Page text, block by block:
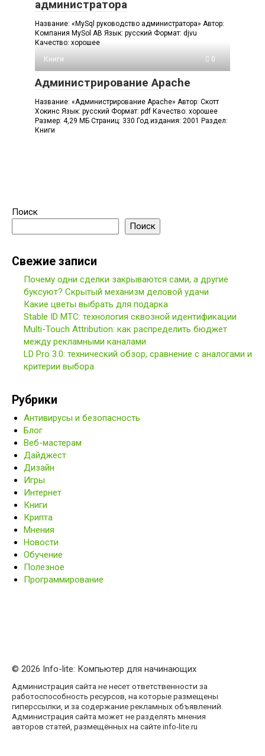
администратора
Название: «MySql руководство администратора» Автор:
Компания MySol AB Язык: русский Формат: djvu
Качество: хорошее
Книги
0
Администрирование Apache
Название: «Администрирование Apache» Автор: Скотт
Хокинс Язык: русский Формат: pdf Качество: хорошее
Размер: 4,29 МБ Страниц: 330 Год издания: 2001 Раздел:
Книги
Поиск
Поиск
Свежие записи
Почему одни сделки закрываются сами, а другие
буксуют? Скрытый механизм деловой удачи
Какие цветы выбрать для подарка
Stable ID МТС: технология сквозной идентификации
Multi-Touch Attribution: как распределить бюджет
между рекламными каналами
LD Pro 3.0: технический обзор, сравнение с аналогами и
критерии выбора
Рубрики
Антивирусы и безопасность
Блог
Веб-мастерам
Дайджест
Дизайн
Игры
Интернет
Книги
Крипта
Мнения
Новости
Обучение
Полезное
Программирование
© 2026 Info-lite: Компьютер для начинающих
Администрация сайта не несет ответственности за
работоспособность ресурсов, на которые размещены
гиперссылки, и за содержание рекламных объявлений.
Администрация сайта может не разделять мнения
авторов статей, размещённых на сайте info-lite.ru